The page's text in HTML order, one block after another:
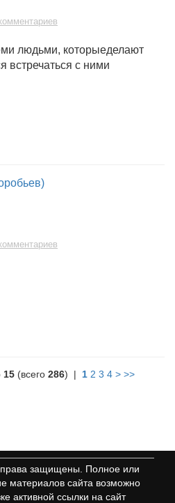
людьми, которыеделают
встречаться с ними
15 (всего 286) | 1 2 3 4 > >>
права защищены. Полное или
материалов сайта возможно
активной ссылки на сайт